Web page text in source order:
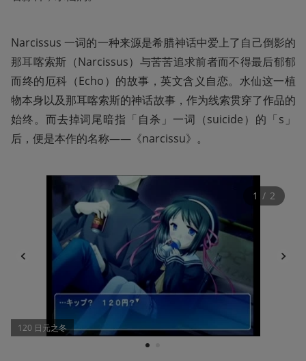
Narcissus 一词的一种来源是希腊神话中爱上了自己倒影的
那耳喀索斯（Narcissus）与苦苦追求前者而不得最后郁郁
而终的厄科（Echo）的故事，英文含义自恋。水仙这一植
物本身以及那耳喀索斯的神话故事，作为线索贯穿了作品的
始终。而去掉词尾暗指「自杀」一词（suicide）的「s」
后，便是本作的名称——《narcissu》。
120 日元之冬
1
1 / 2